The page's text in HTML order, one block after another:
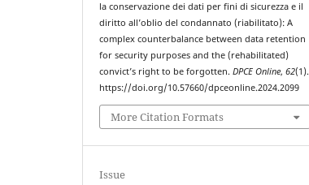
la conservazione dei dati per fini di sicurezza e il
diritto all’oblio del condannato (riabilitato): A
complex counterbalance between data retention
for security purposes and the (rehabilitated)
convict’s right to be forgotten.DPCE Online,62(1).
https://doi.org/10.57660/dpceonline.2024.2099
More Citation Formats
Issue